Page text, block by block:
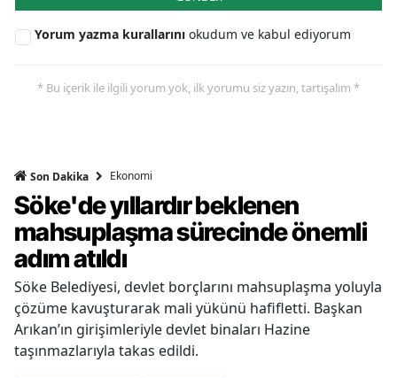
Yorum yazma kurallarını okudum ve kabul ediyorum
* Bu içerik ile ilgili yorum yok, ilk yorumu siz yazın, tartışalım *
Son Dakika Ekonomi
Söke'de yıllardır beklenen
mahsuplaşma sürecinde önemli
adım atıldı
Söke Belediyesi, devlet borçlarını mahsuplaşma yoluyla
çözüme kavuşturarak mali yükünü hafifletti. Başkan
Arıkan’ın girişimleriyle devlet binaları Hazine
taşınmazlarıyla takas edildi.